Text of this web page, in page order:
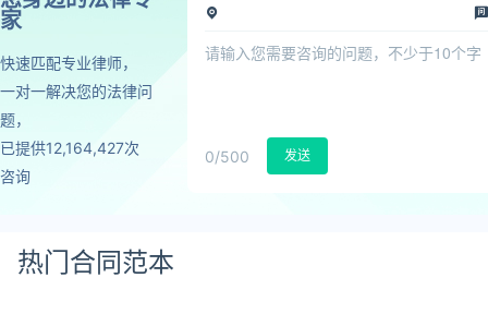
家
快速匹配专业律师，
一对一解决您的法律问
题，
已提供12,164,427次
咨询
0/500 发送
热门合同范本